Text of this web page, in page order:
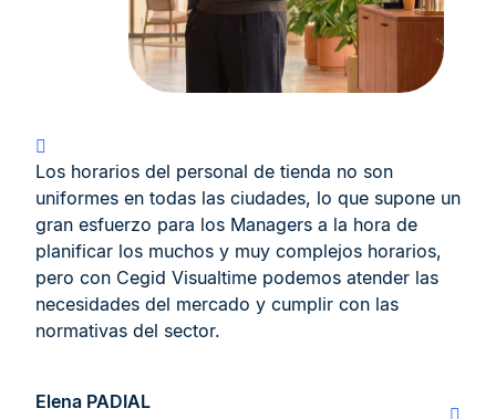
Los horarios del personal de tienda no son
uniformes en todas las ciudades, lo que supone un
gran esfuerzo para los Managers a la hora de
planificar los muchos y muy complejos horarios,
pero con Cegid Visualtime podemos atender las
necesidades del mercado y cumplir con las
normativas del sector.
Elena PADIAL